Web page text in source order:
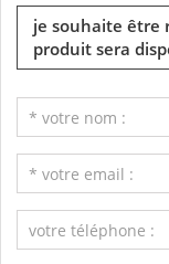
je souhaite être
produit sera